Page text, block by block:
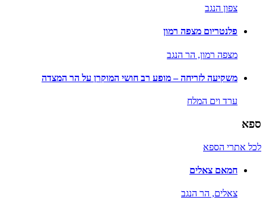
צפון הנגב
פלנטריום מצפה רמון
מצפה רמון, הר הנגב
משקיעה לזריחה – מופע רב חושי המוקרן על הר המצדה
ערד וים המלח
ספא
לכל אתרי הספא
חמאם צאלים
צאלים, הר הנגב